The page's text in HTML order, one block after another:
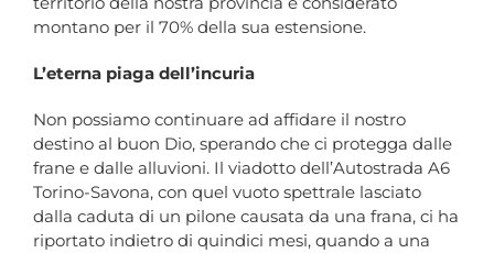
montano per il 70% della sua estensione.
L’eterna piaga dell’incuria
Non possiamo continuare ad affidare il nostro
destino al buon Dio, sperando che ci protegga dalle
frane e dalle alluvioni. Il viadotto dell’Autostrada A6
Torino-Savona, con quel vuoto spettrale lasciato
dalla caduta di un pilone causata da una frana, ci ha
riportato indietro di quindici mesi, quando a una